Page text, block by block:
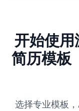
开始使用
简历模板
选择专业模板